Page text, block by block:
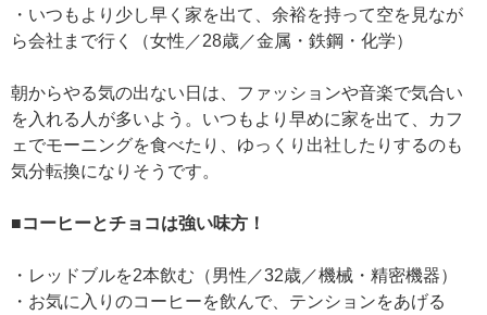
・いつもより少し早く家を出て、余裕を持って空を見なが
ら会社まで行く（女性／28歳／金属・鉄鋼・化学）
朝からやる気の出ない日は、ファッションや音楽で気合い
を入れる人が多いよう。いつもより早めに家を出て、カフ
ェでモーニングを食べたり、ゆっくり出社したりするのも
気分転換になりそうです。
■コーヒーとチョコは強い味方！
・レッドブルを2本飲む（男性／32歳／機械・精密機器）
・お気に入りのコーヒーを飲んで、テンションをあげる